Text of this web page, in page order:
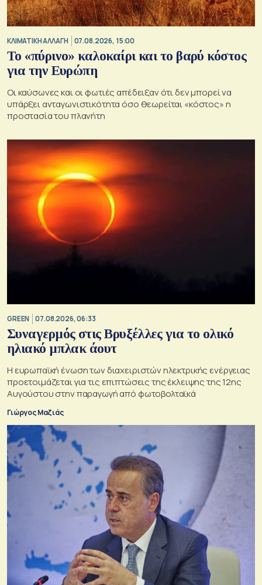
ΚΛΙΜΑΤΙΚΗ ΑΛΛΑΓΗ 07.08.2026, 15:00
Το «πύρινο» καλοκαίρι και το βαρύ κόστος
για την Ευρώπη
Οι καύσωνες και οι φωτιές απέδειξαν ότι δεν μπορεί να
υπάρξει ανταγωνιστικότητα όσο θεωρείται «κόστος» η
προστασία του πλανήτη
GREEN 07.08.2026, 06:33
Συναγερμός στις Βρυξέλλες για το ολικό
ηλιακό μπλακ άουτ
Η ευρωπαϊκή ένωση των διαχειριστών ηλεκτρικής ενέργειας
προετοιμάζεται για τις επιπτώσεις της έκλειψης της 12ης
Αυγούστου στην παραγωγή από φωτοβολταϊκά
Γιώργος Μαζιάς